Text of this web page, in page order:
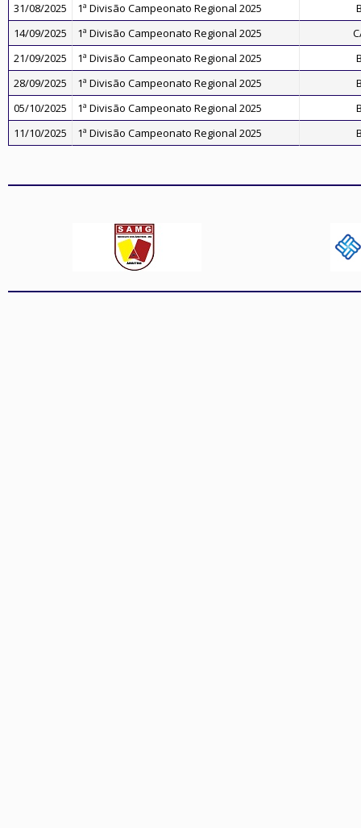
31/08/2025
1ª Divisão Campeonato Regional 2025
14/09/2025
1ª Divisão Campeonato Regional 2025
21/09/2025
1ª Divisão Campeonato Regional 2025
28/09/2025
1ª Divisão Campeonato Regional 2025
05/10/2025
1ª Divisão Campeonato Regional 2025
11/10/2025
1ª Divisão Campeonato Regional 2025